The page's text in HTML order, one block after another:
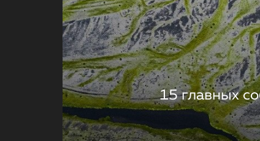
15 главных